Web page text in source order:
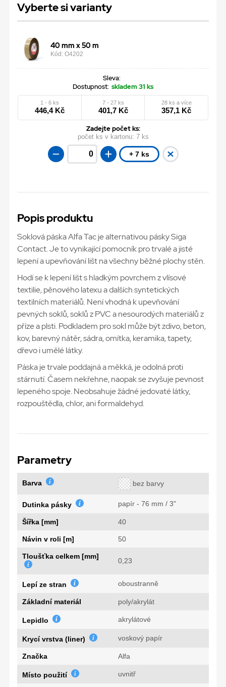
Vyberte si varianty
40 mm x 50 m
Kód: O4202
Sleva:
Dostupnost: skladem 31 ks
1 - 6 ks
446,4 Kč
7 - 27 ks
401,7 Kč
28 ks a více
357,1 Kč
Zadejte počet ks:
počet ks v kartonu: 7 ks
+ 7 ks
Popis produktu
Soklová páska Alfa Tac je alternativou pásky Siga
Contact. Je to vynikající pomocník pro trvalé a jisté
lepení a upevňování lišt na všechny běžné plochy stěn.
Hodí se k lepení lišt s hladkým povrchem z vlísové
textilie, pěnového latexu a dalších syntetických
textilních materiálů. Není vhodná k upevňování
pevných soklů, soklů z PVC a nesourodých materiálů z
příze a plsti. Podkladem pro sokl může být zdivo, beton,
kov, barevný nátěr, sádra, omítka, keramika, tapety,
dřevo i umělé látky.
Páska je trvale poddajná a měkká, je odolná proti
stárnutí. Časem nekřehne, naopak se zvyšuje pevnost
lepeného spoje. Neobsahuje žádné jedovaté látky,
rozpouštědla, chlor, ani formaldehyd.
Parametry
Barva bez barvy
Dutinka pásky papír - 76 mm / 3"
Šířka [mm] 40
Návin v roli [m] 50
Tloušťka celkem [mm]
0,23
Lepí ze stran oboustranně
Základní materiál poly/akrylát
Lepidlo akrylátové
Krycí vrstva (liner) voskový papír
Značka Alfa
Místo použití uvnitř